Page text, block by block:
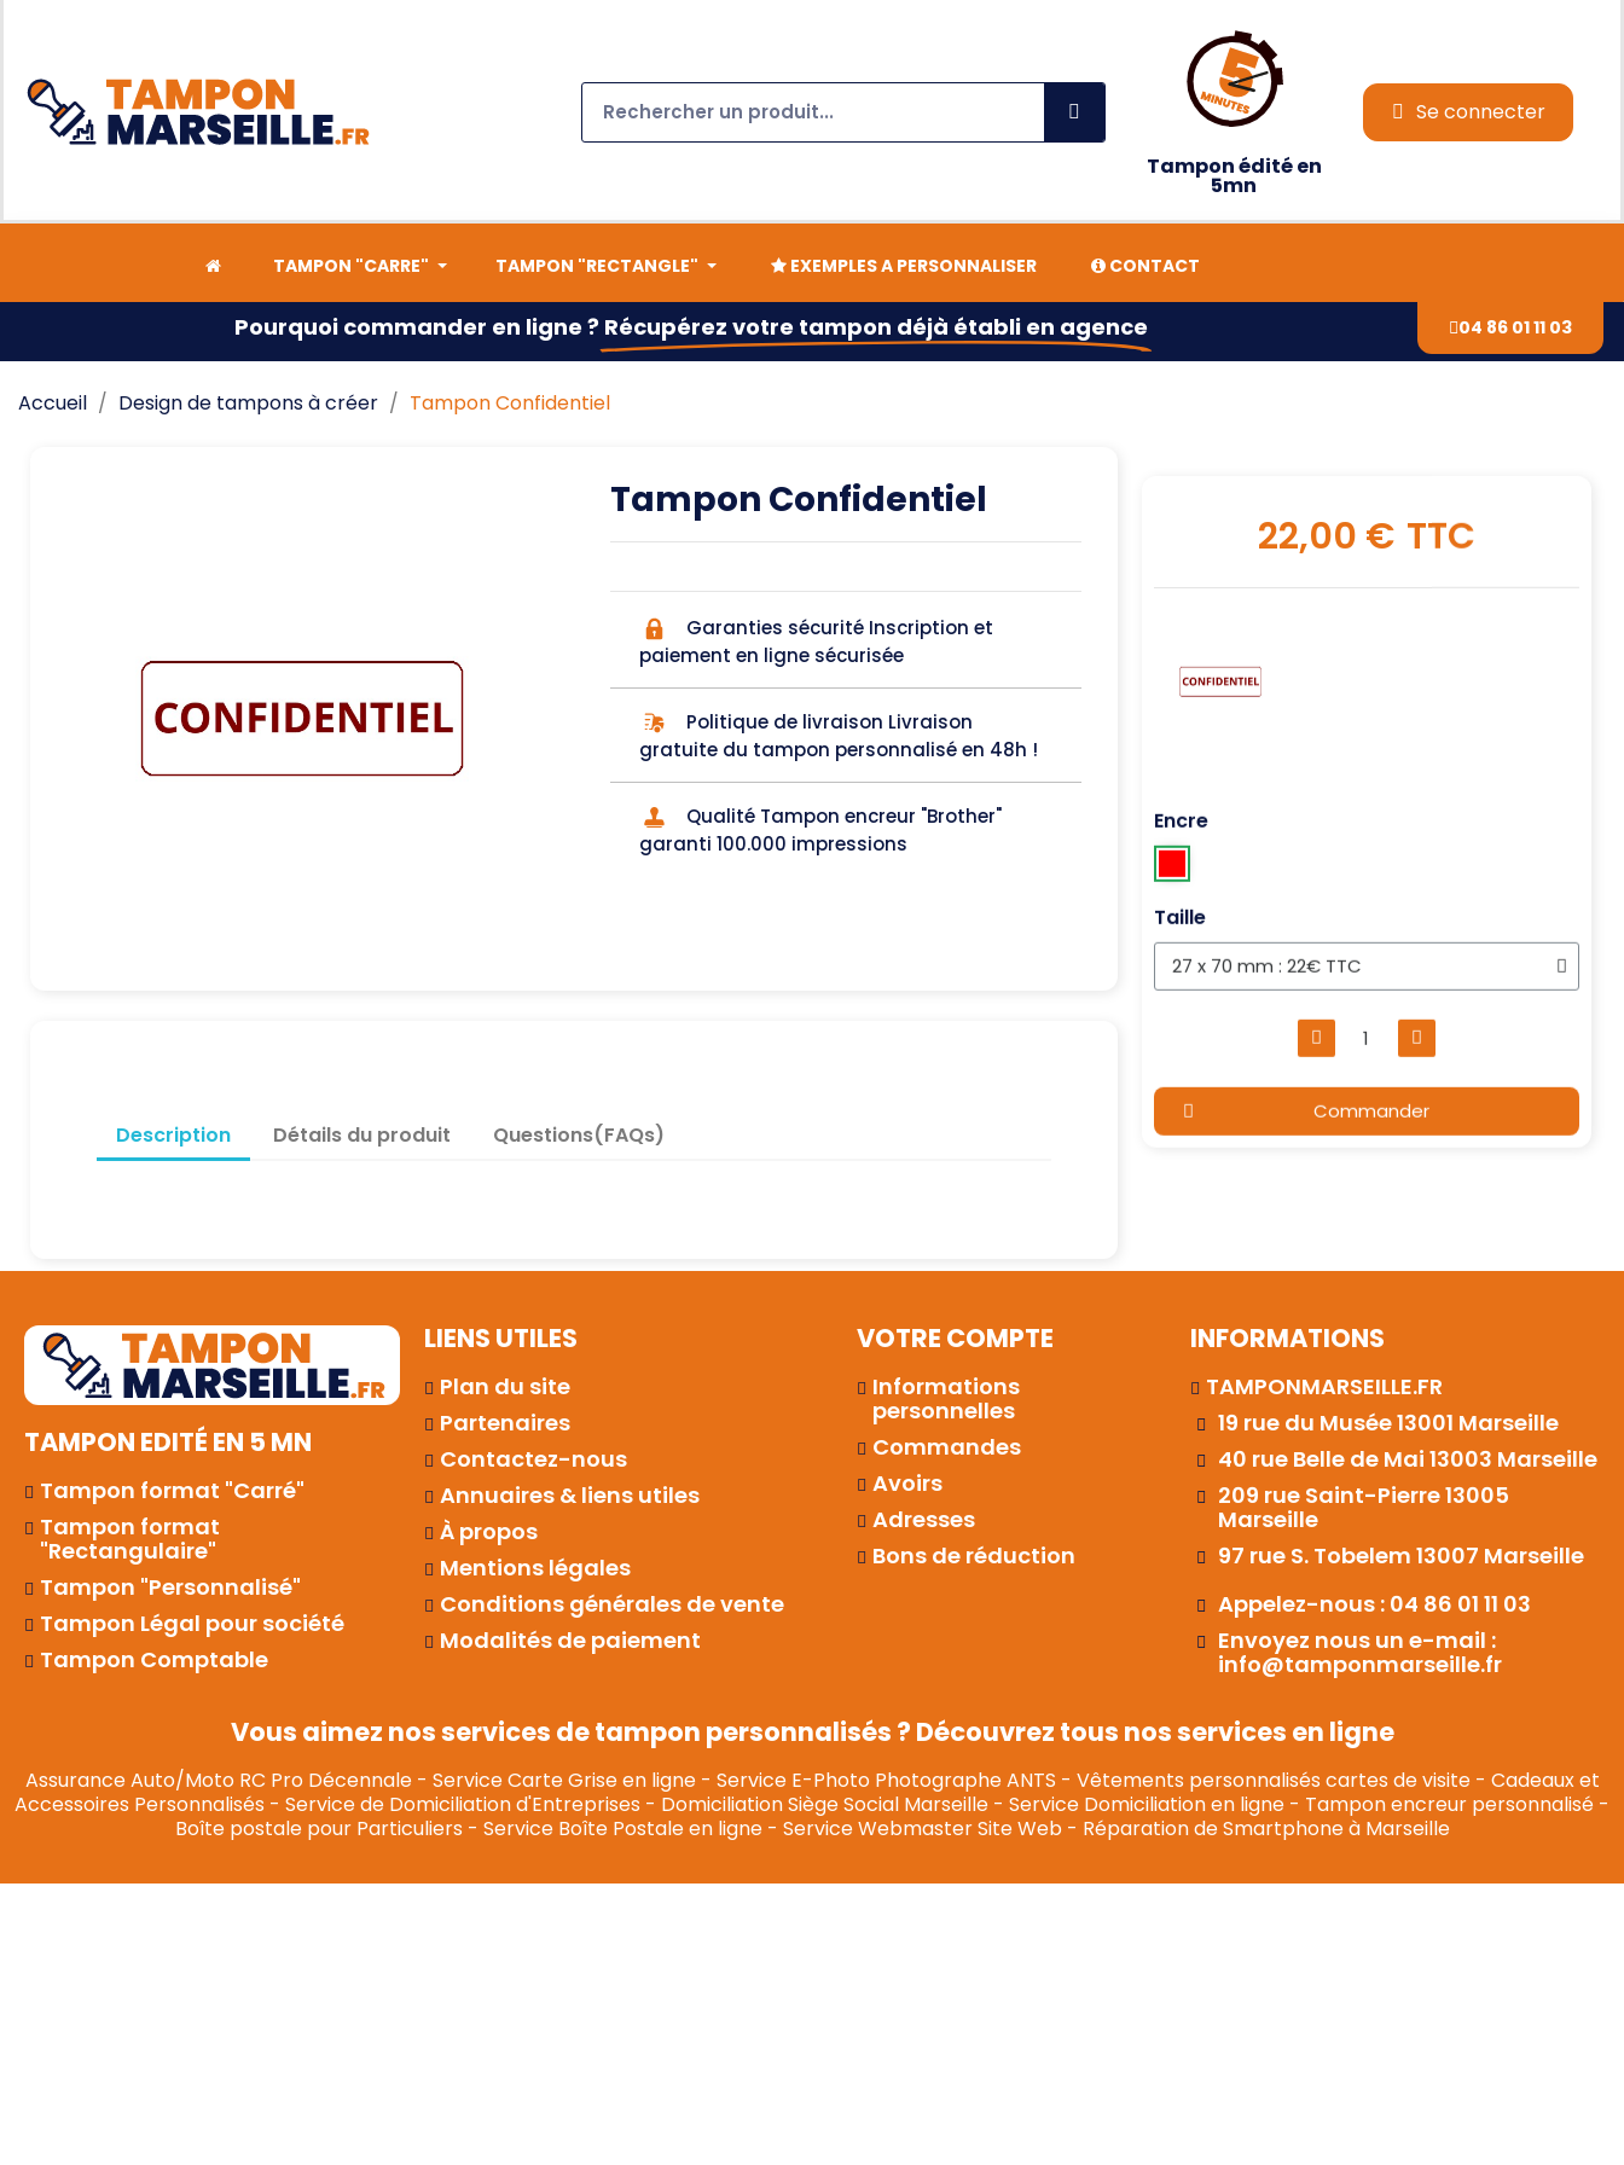
Tampon édité en
5mn
Se connecter
TAMPON "CARRE" TAMPON "RECTANGLE" EXEMPLES A PERSONNALISER CONTACT
Pourquoi commander en ligne ? Récupérez votre tampon déjà établi en agence 04 86 01 11 03
Accueil Design de tampons à créer Tampon Confidentiel
Tampon Confidentiel
Garanties sécurité Inscription et
paiement en ligne sécurisée
Politique de livraison Livraison
gratuite du tampon personnalisé en 48h !
Qualité Tampon encreur "Brother"
garanti 100.000 impressions
Description Détails du produit Questions(FAQs)
22,00 € TTC
Encre
Taille
Commander
TAMPON EDITÉ EN 5 MN
Tampon format "Carré"
Tampon format
"Rectangulaire"
Tampon "Personnalisé"
Tampon Légal pour société
Tampon Comptable
LIENS UTILES
Plan du site
Partenaires
Contactez-nous
Annuaires & liens utiles
À propos
Mentions légales
Conditions générales de vente
Modalités de paiement
VOTRE COMPTE
Informations
personnelles
Commandes
Avoirs
Adresses
Bons de réduction
INFORMATIONS
TAMPONMARSEILLE.FR
19 rue du Musée 13001 Marseille
40 rue Belle de Mai 13003 Marseille
209 rue Saint-Pierre 13005
Marseille
97 rue S. Tobelem 13007 Marseille
Appelez-nous : 04 86 01 11 03
Envoyez nous un e-mail :
info@tamponmarseille.fr
Vous aimez nos services de tampon personnalisés ? Découvrez tous nos services en ligne
Assurance Auto/Moto RC Pro Décennale- Service Carte Grise en ligne- Service E-Photo Photographe ANTS - Vêtements personnalisés cartes de visite- Cadeaux et
Accessoires Personnalisés - Service de Domiciliation d'Entreprises - Domiciliation Siège Social Marseille - Service Domiciliation en ligne - Tampon encreur personnalisé -
Boîte postale pour Particuliers - Service Boîte Postale en ligne- Service Webmaster Site Web- Réparation de Smartphone à Marseille